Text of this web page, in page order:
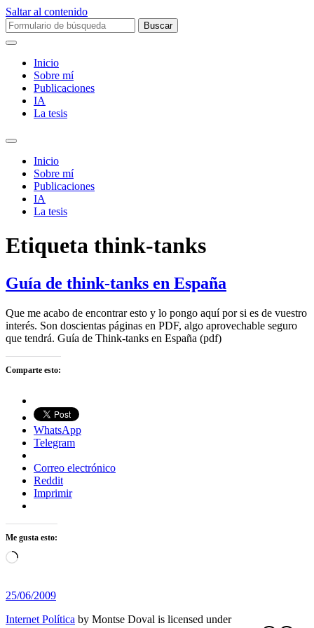
Saltar al contenido
Buscar:
Inicio
Sobre mí­
Publicaciones
IA
La tesis
Alternar
campo
búsqueda
Inicio
Sobre mí­
Publicaciones
IA
La tesis
Etiqueta think-tanks
Guía de think-tanks en España
Que me acabo de encontrar esto y lo pongo aquí por si es de vuestro
interés. Son doscientas páginas en PDF, algo aprovechable seguro
que tendrá. Guía de Think-tanks en España (pdf)
Comparte esto:
WhatsApp
Telegram
Correo electrónico
Reddit
Imprimir
Me gusta esto:
Cargando...
25/06/2009
Internet Política by Montse Doval is licensed under